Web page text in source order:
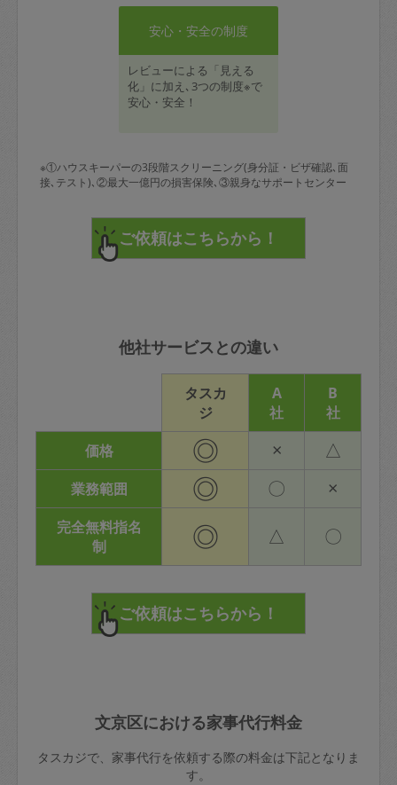
安心・安全の制度
レビューによる「見える
化」に加え､3つの制度※で
安心・安全！
※①ハウスキーパーの3段階スクリーニング(身分証・ビザ確認､面
接､テスト)､②最大一億円の損害保険､③親身なサポートセンター
他社サービスとの違い
タスカ
ジ
A
社
B
社
価格
◎ × △
業務範囲 ◎ 〇 ×
完全無料指名
制
◎ △ 〇
文京区における家事代行料金
タスカジで、家事代行を依頼する際の料金は下記となりま
す。